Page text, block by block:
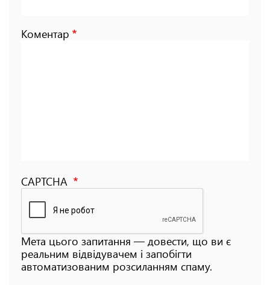
Коментар
CAPTCHA
Мета цього запитання — довести, що ви є
реальним відвідувачем і запобігти
автоматизованим розсиланням спаму.